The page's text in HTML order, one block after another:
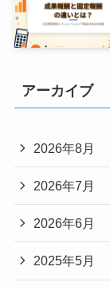
アーカイブ
2026年8月
2026年7月
2026年6月
2025年5月